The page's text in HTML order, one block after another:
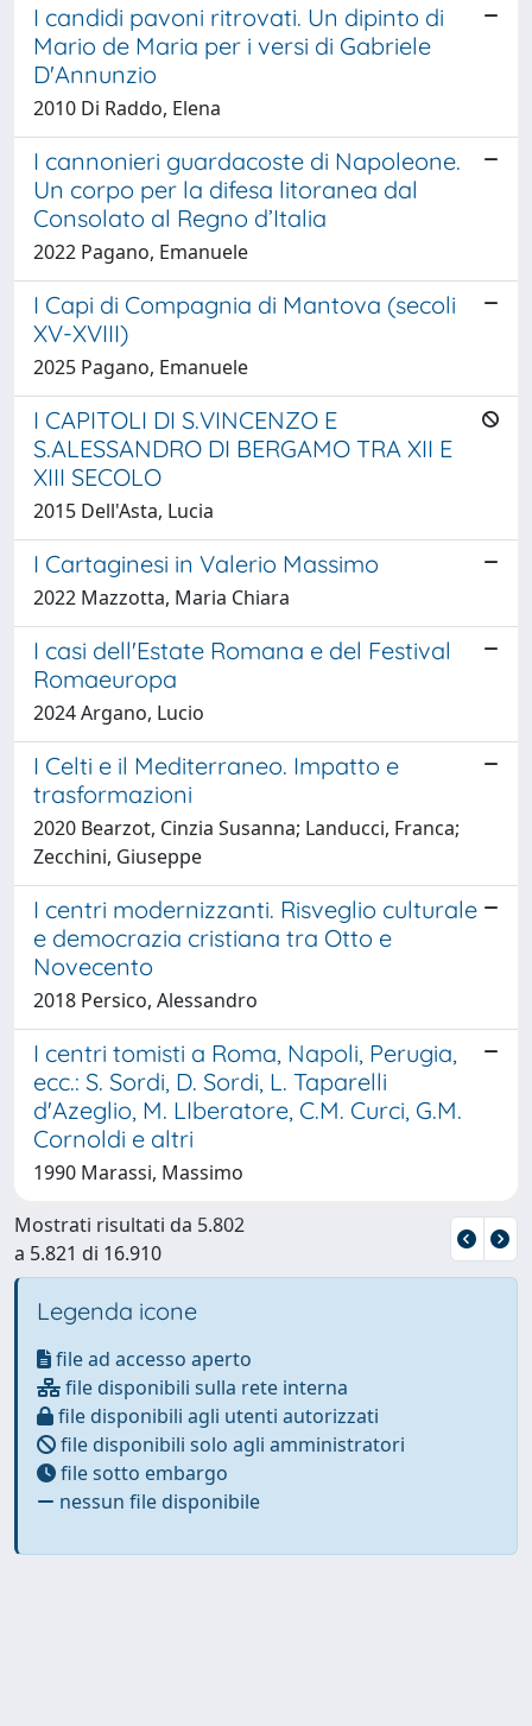
I candidi pavoni ritrovati. Un dipinto di
Mario de Maria per i versi di Gabriele
D'Annunzio
2010 Di Raddo, Elena
I cannonieri guardacoste di Napoleone.
Un corpo per la difesa litoranea dal
Consolato al Regno d’Italia
2022 Pagano, Emanuele
I Capi di Compagnia di Mantova (secoli
XV-XVIII)
2025 Pagano, Emanuele
I CAPITOLI DI S.VINCENZO E
S.ALESSANDRO DI BERGAMO TRA XII E
XIII SECOLO
2015 Dell'Asta, Lucia
I Cartaginesi in Valerio Massimo
2022 Mazzotta, Maria Chiara
I casi dell'Estate Romana e del Festival
Romaeuropa
2024 Argano, Lucio
I Celti e il Mediterraneo. Impatto e
trasformazioni
2020 Bearzot, Cinzia Susanna; Landucci, Franca;
Zecchini, Giuseppe
I centri modernizzanti. Risveglio culturale
e democrazia cristiana tra Otto e
Novecento
2018 Persico, Alessandro
I centri tomisti a Roma, Napoli, Perugia,
ecc.: S. Sordi, D. Sordi, L. Taparelli
d'Azeglio, M. LIberatore, C.M. Curci, G.M.
Cornoldi e altri
1990 Marassi, Massimo
Mostrati risultati da 5.802
a 5.821 di 16.910
Legenda icone
file ad accesso aperto
file disponibili sulla rete interna
file disponibili agli utenti autorizzati
file disponibili solo agli amministratori
file sotto embargo
nessun file disponibile